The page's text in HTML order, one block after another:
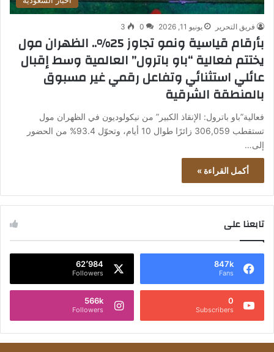
فريق التحرير يونيو 11, 2026 0
3
بأرقام قياسية ونمو تجاوز 25%.. الظهران مول
يختتم فعالية “باو باترول” العالمية وسط إقبال
عائلي استثنائي وتفاعل رقمي غير مسبوق
بالمنطقة الشرقية
فعالية”باو باترول: الإنقاذ الكبير” من نيكولوديون في الظهران مول
تستقطب 306,059 زائرًا طوال 10 أيام، وتحوّل 93.4% من الحضور
إلى…
أكمل القراءة »
تابعنا على
847k
Fans
62٬984
Followers
0
Subscribers
566k
Followers